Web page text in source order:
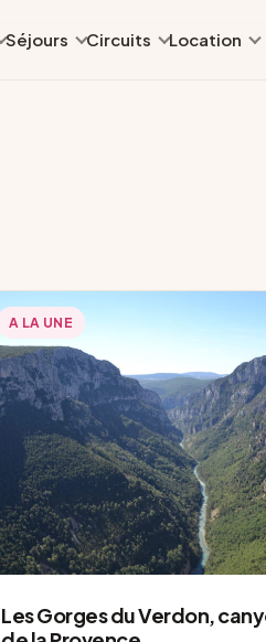
Séjours Circuits Location
A LA UNE
Les Gorges du Verdon,